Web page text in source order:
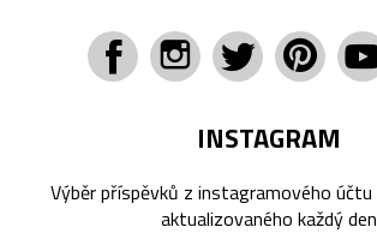
INSTAGRAM
Výběr příspěvků z instagramového účtu
aktualizovaného každý den